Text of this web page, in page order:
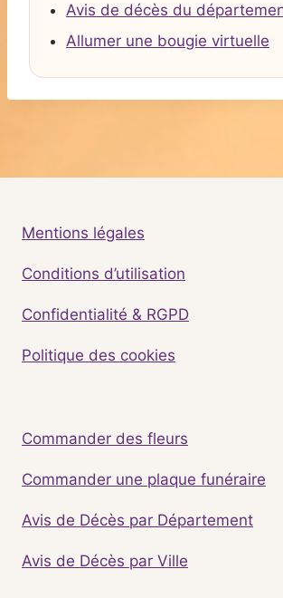
Avis de décès du
Allumer une bougie virtuelle
Mentions légales
Conditions d’utilisation
Confidentialité & RGPD
Politique des cookies
Commander des fleurs
Commander une plaque funéraire
Avis de Décès par Département
Avis de Décès par Ville